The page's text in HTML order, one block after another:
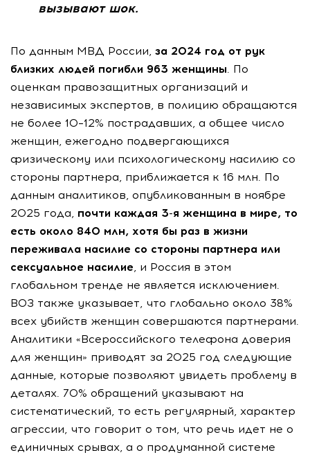
вызывают шок.
По данным МВД России, за 2024 год от рук
близких людей погибли 963 женщины. По
оценкам правозащитных организаций и
независимых экспертов, в полицию обращаются
не более 10–12% пострадавших, а общее число
женщин, ежегодно подвергающихся
физическому или психологическому насилию со
стороны партнера, приближается к 16 млн. По
данным аналитиков, опубликованным в ноябре
2025 года, почти каждая 3-я женщина в мире, то
есть около 840 млн, хотя бы раз в жизни
переживала насилие со стороны партнера или
сексуальное насилие, и Россия в этом
глобальном тренде не является исключением.
ВОЗ также указывает, что глобально около 38%
всех убийств женщин совершаются партнерами.
Аналитики «Всероссийского телефона доверия
для женщин» приводят за 2025 год следующие
данные, которые позволяют увидеть проблему в
деталях. 70% обращений указывают на
систематический, то есть регулярный, характер
агрессии, что говорит о том, что речь идет не о
единичных срывах, а о продуманной системе